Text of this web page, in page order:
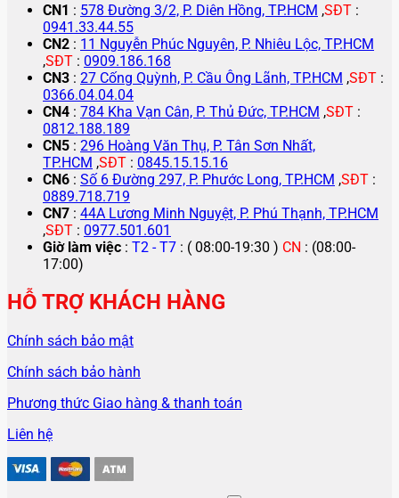
CN1 : 578 Đường 3/2, P. Diên Hồng, TP.HCM ,SĐT :
0941.33.44.55
CN2 : 11 Nguyễn Phúc Nguyên, P. Nhiêu Lộc, TP.HCM
,SĐT : 0909.186.168
CN3 : 27 Cống Quỳnh, P. Cầu Ông Lãnh, TP.HCM ,SĐT :
0366.04.04.04
CN4 : 784 Kha Vạn Cân, P. Thủ Đức, TP.HCM ,SĐT :
0812.188.189
CN5 : 296 Hoàng Văn Thụ, P. Tân Sơn Nhất,
TP.HCM ,SĐT : 0845.15.15.16
CN6 : Số 6 Đường 297, P. Phước Long, TP.HCM ,SĐT :
0889.718.719
CN7 : 44A Lương Minh Nguyệt, P. Phú Thạnh, TP.HCM
,SĐT : 0977.501.601
Giờ làm việc : T2 - T7 : ( 08:00-19:30 ) CN : (08:00-
17:00)
HỖ TRỢ KHÁCH HÀNG
Chính sách bảo mật
Chính sách bảo hành
Phương thức Giao hàng & thanh toán
Liên hệ